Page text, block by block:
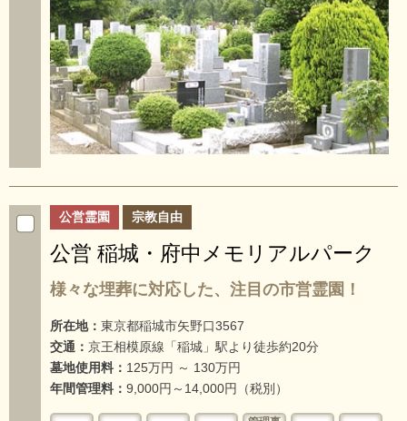
公営霊園 宗教自由
公営 稲城・府中メモリアルパーク
様々な埋葬に対応した、注目の市営霊園！
所在地： 東京都稲城市矢野口3567
交通： 京王相模原線「稲城」駅より徒歩約20分
墓地使用料： 125万円 ～ 130万円
年間管理料： 9,000円～14,000円（税別）